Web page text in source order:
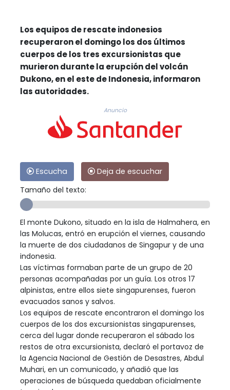
Los equipos de rescate indonesios
recuperaron el domingo los dos últimos
cuerpos de los tres excursionistas que
murieron durante la erupción del volcán
Dukono, en el este de Indonesia, informaron
las autoridades.
Anuncio
Escucha
Deja de escuchar
Tamaño del texto:
El monte Dukono, situado en la isla de Halmahera, en
las Molucas, entró en erupción el viernes, causando
la muerte de dos ciudadanos de Singapur y de una
indonesia.
Las víctimas formaban parte de un grupo de 20
personas acompañadas por un guía. Los otros 17
alpinistas, entre ellos siete singapurenses, fueron
evacuados sanos y salvos.
Los equipos de rescate encontraron el domingo los
cuerpos de los dos excursionistas singapurenses,
cerca del lugar donde recuperaron el sábado los
restos de otra excursionista, declaró el portavoz de
la Agencia Nacional de Gestión de Desastres, Abdul
Muhari, en un comunicado, y añadió que las
operaciones de búsqueda quedaban oficialmente